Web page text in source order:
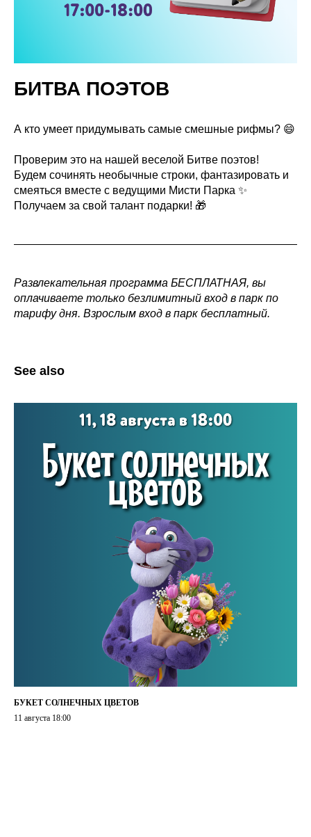
БИТВА ПОЭТОВ
А кто умеет придумывать самые смешные рифмы? 😄
Проверим это на нашей веселой Битве поэтов!
Будем сочинять необычные строки, фантазировать и
смеяться вместе с ведущими Мисти Парка ✨
Получаем за свой талант подарки! 🎁
Развлекательная программа БЕСПЛАТНАЯ, вы
оплачиваете только безлимитный вход в парк по
тарифу дня. Взрослым вход в парк бесплатный.
See also
БУКЕТ СОЛНЕЧНЫХ ЦВЕТОВ
11 августа 18:00